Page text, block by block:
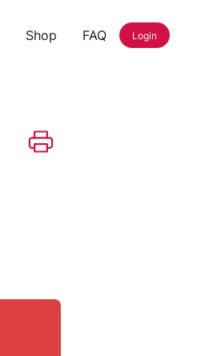
Shop FAQ Login